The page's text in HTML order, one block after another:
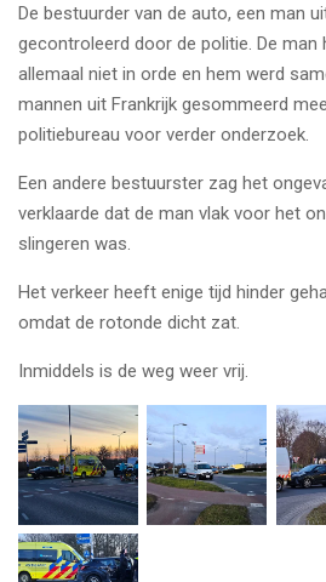
De bestuurder van de auto, een man
gecontroleerd door de politie. De man
allemaal niet in orde en hem werd
mannen uit Frankrijk gesommeerd
politiebureau voor verder onderzoek.
Een andere bestuurster zag het
verklaarde dat de man vlak voor het
slingeren was.
Het verkeer heeft enige tijd hinder
omdat de rotonde dicht zat.
Inmiddels is de weg weer vrij.